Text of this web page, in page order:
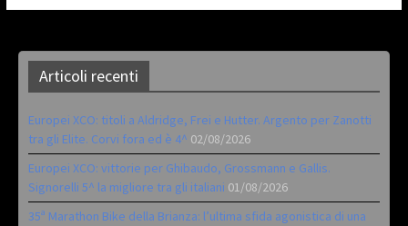
Articoli recenti
Europei XCO: titoli a Aldridge, Frei e Hutter. Argento per Zanotti
tra gli Elite. Corvi fora ed è 4^ 02/08/2026
Europei XCO: vittorie per Ghibaudo, Grossmann e Gallis.
Signorelli 5^ la migliore tra gli italiani 01/08/2026
35ª Marathon Bike della Brianza: l’ultima sfida agonistica di una